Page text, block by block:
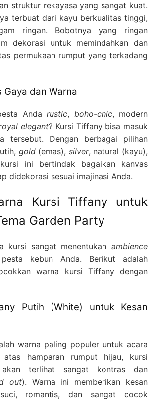
struktur rekayasa yang sangat kuat.
terbuat dari kayu berkualitas tinggi,
ringan. Bobotnya yang ringan
dekorasi untuk memindahkan dan
permukaan rumput yang terkadang
Gaya dan Warna
Anda rustic, boho-chic, modern
elegant? Kursi Tiffany bisa masuk
tersebut. Dengan berbagai pilihan
gold(emas), silver, natural (kayu),
ini bertindak bagaikan kanvas
didekorasi sesuai imajinasi Anda.
Kursi Tiffany untuk
Garden Party
kursi sangat menentukan ambience
kebun Anda. Berikut adalah
warna kursi Tiffany dengan
Putih (White) untuk Kesan
warna paling populer untuk acara
atas hamparan rumput hijau, kursi
terlihat sangat kontras dan
out). Warna ini memberikan kesan
romantis, dan sangat cocok